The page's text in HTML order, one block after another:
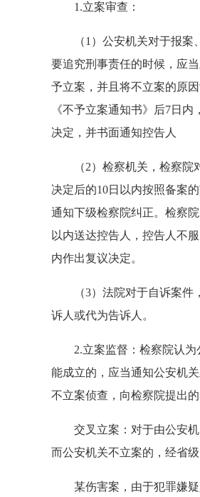
1.立案审查：
（1）公安机关对于报案、
要追究刑事责任的时候，应
予立案，并且将不立案的原
《不予立案通知书》后7日
决定，并书面通知控告人
（2）检察机关，检察院对
决定后的10日以内按照备案
通知下级检察院纠正。检察
以内送达控告人，控告人不
内作出复议决定。
（3）法院对于自诉案件，
诉人或代为告诉人。
2.立案监督：检察院认为
能成立的，应当通知公安机
不立案侦查，向检察院提出
交叉立案：对于由公安机
而公安机关不立案的，经省
某伤害案，由于犯罪嫌疑